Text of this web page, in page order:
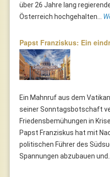
über 26 Jahre lang
Österreich hochgehalten...
Papst Franziskus: Ein
Ein Mahnruf aus dem
seiner Sonntagsbotschaft
Friedensbemühungen in
Papst Franziskus hat mit
politischen Führer des
Spannungen abzubauen und...